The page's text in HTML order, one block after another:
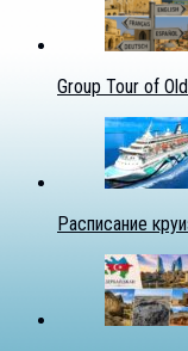
Group Tour of
Расписание